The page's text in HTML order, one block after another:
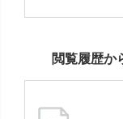
閲覧履歴か